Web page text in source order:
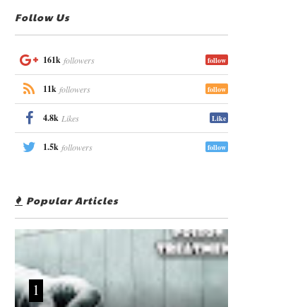
Follow Us
161k followers follow
11k followers follow
4.8k Likes Like
1.5k followers follow
Popular Articles
1